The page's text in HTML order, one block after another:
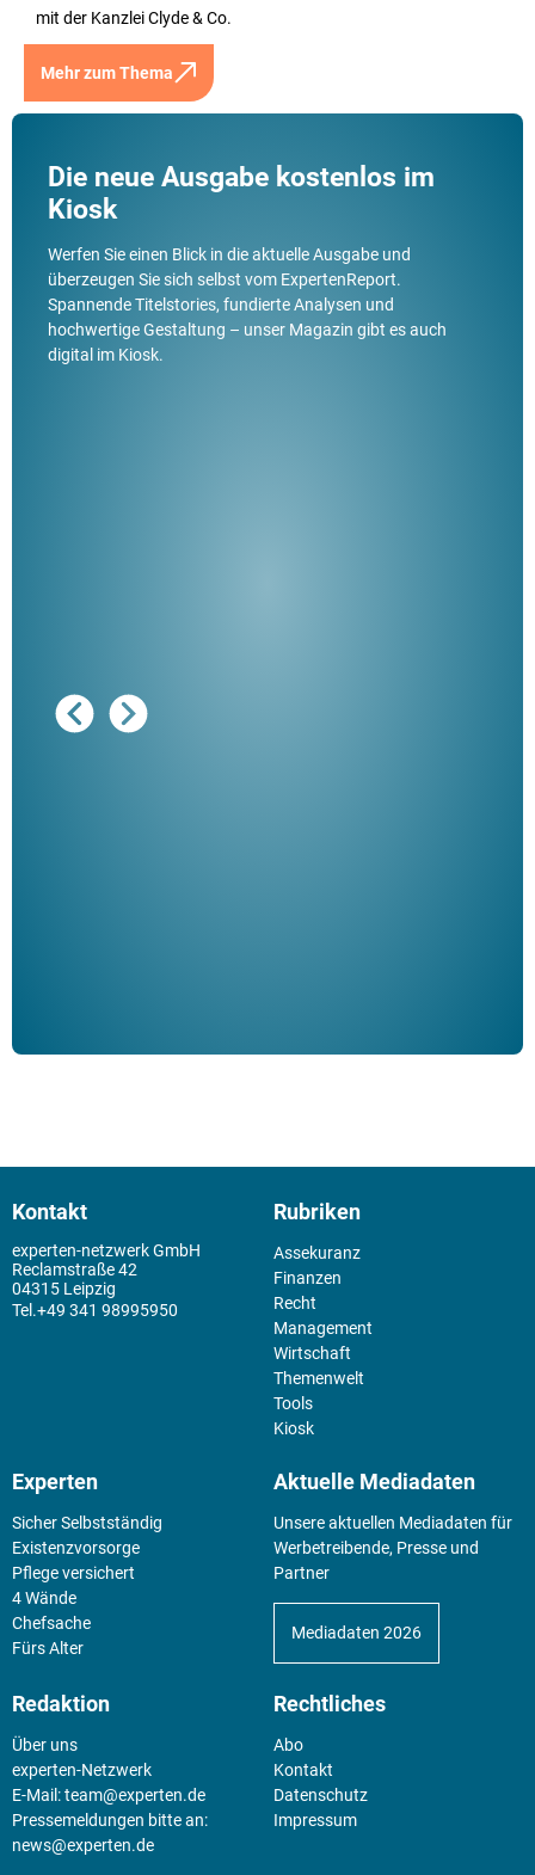
mit der Kanzlei Clyde & Co.
Mehr zum Thema
Die neue Ausgabe kostenlos im
Kiosk
Werfen Sie einen Blick in die aktuelle Ausgabe und
überzeugen Sie sich selbst vom ExpertenReport.
Spannende Titelstories, fundierte Analysen und
hochwertige Gestaltung – unser Magazin gibt es auch
digital im Kiosk.
Kontakt
experten-netzwerk GmbH
Reclamstraße 42
04315 Leipzig
+49 341 98995950
Rubriken
Assekuranz
Finanzen
Recht
Management
Wirtschaft
Themenwelt
Tools
Kiosk
Experten
Sicher Selbstständig
Existenz­vorsorge
Pflege versichert
4 Wände
Chefsache
Fürs Alter
Aktuelle Mediadaten
Unsere aktuellen Mediadaten für
Werbetreibende, Presse und
Partner
Mediadaten 2026
Redaktion
Über uns
experten-Netzwerk
E-Mail:team@experten.de
Pressemeldungen bitte an:
news@experten.de
Rechtliches
Abo
Kontakt
Datenschutz
Impressum